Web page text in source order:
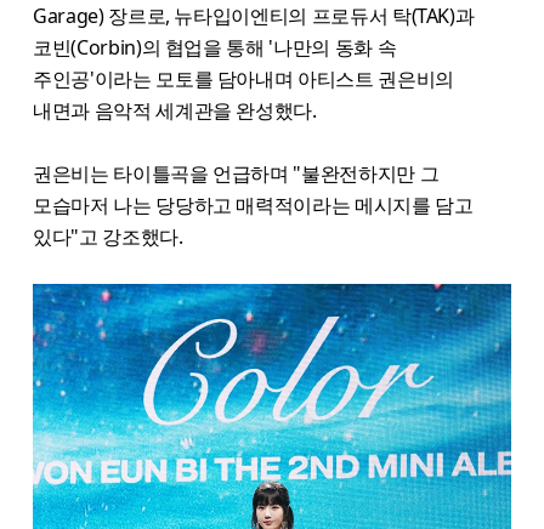
Garage) 장르로, 뉴타입이엔티의 프로듀서 탁(TAK)과
코빈(Corbin)의 협업을 통해 '나만의 동화 속
주인공'이라는 모토를 담아내며 아티스트 권은비의
내면과 음악적 세계관을 완성했다.
권은비는 타이틀곡을 언급하며 "불완전하지만 그
모습마저 나는 당당하고 매력적이라는 메시지를 담고
있다"고 강조했다.